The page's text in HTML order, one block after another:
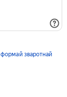
формай зваротнай